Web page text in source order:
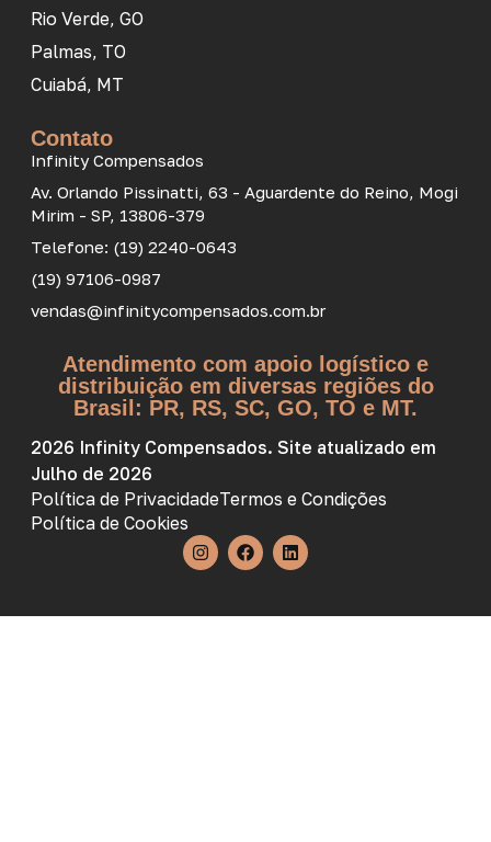
Rio Verde, GO
Palmas, TO
Cuiabá, MT
Contato
Infinity Compensados
Av. Orlando Pissinatti, 63 - Aguardente do Reino, Mogi
Mirim - SP, 13806-379
Telefone: (19) 2240-0643
(19) 97106-0987
vendas@infinitycompensados.com.br
Atendimento com apoio logístico e
distribuição em diversas regiões do
Brasil: PR, RS, SC, GO, TO e MT.
2026 Infinity Compensados. Site atualizado em
Julho de 2026
Política de PrivacidadeTermos e Condições
Política de Cookies